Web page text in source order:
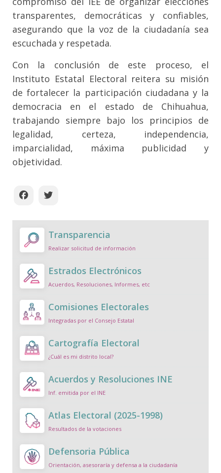
transparentes, democráticas y confiables,
asegurando que la voz de la ciudadanía sea
escuchada y respetada.
Con la conclusión de este proceso, el
Instituto Estatal Electoral reitera su misión
de fortalecer la participación ciudadana y la
democracia en el estado de Chihuahua,
trabajando siempre bajo los principios de
legalidad, certeza, independencia,
imparcialidad, máxima publicidad y
objetividad.
Transparencia
Realizar solicitud de información
Estrados Electrónicos
Acuerdos, Resoluciones, Informes, etc
Comisiones Electorales
Integradas por el Consejo Estatal
Cartografía Electoral
¿Cuál es mi distrito local?
Acuerdos y Resoluciones INE
Inf. emitida por el INE
Atlas Electoral (2025-1998)
Resultados de la votaciones
Defensoria Pública
Orientación, asesoraría y defensa a la ciudadanía